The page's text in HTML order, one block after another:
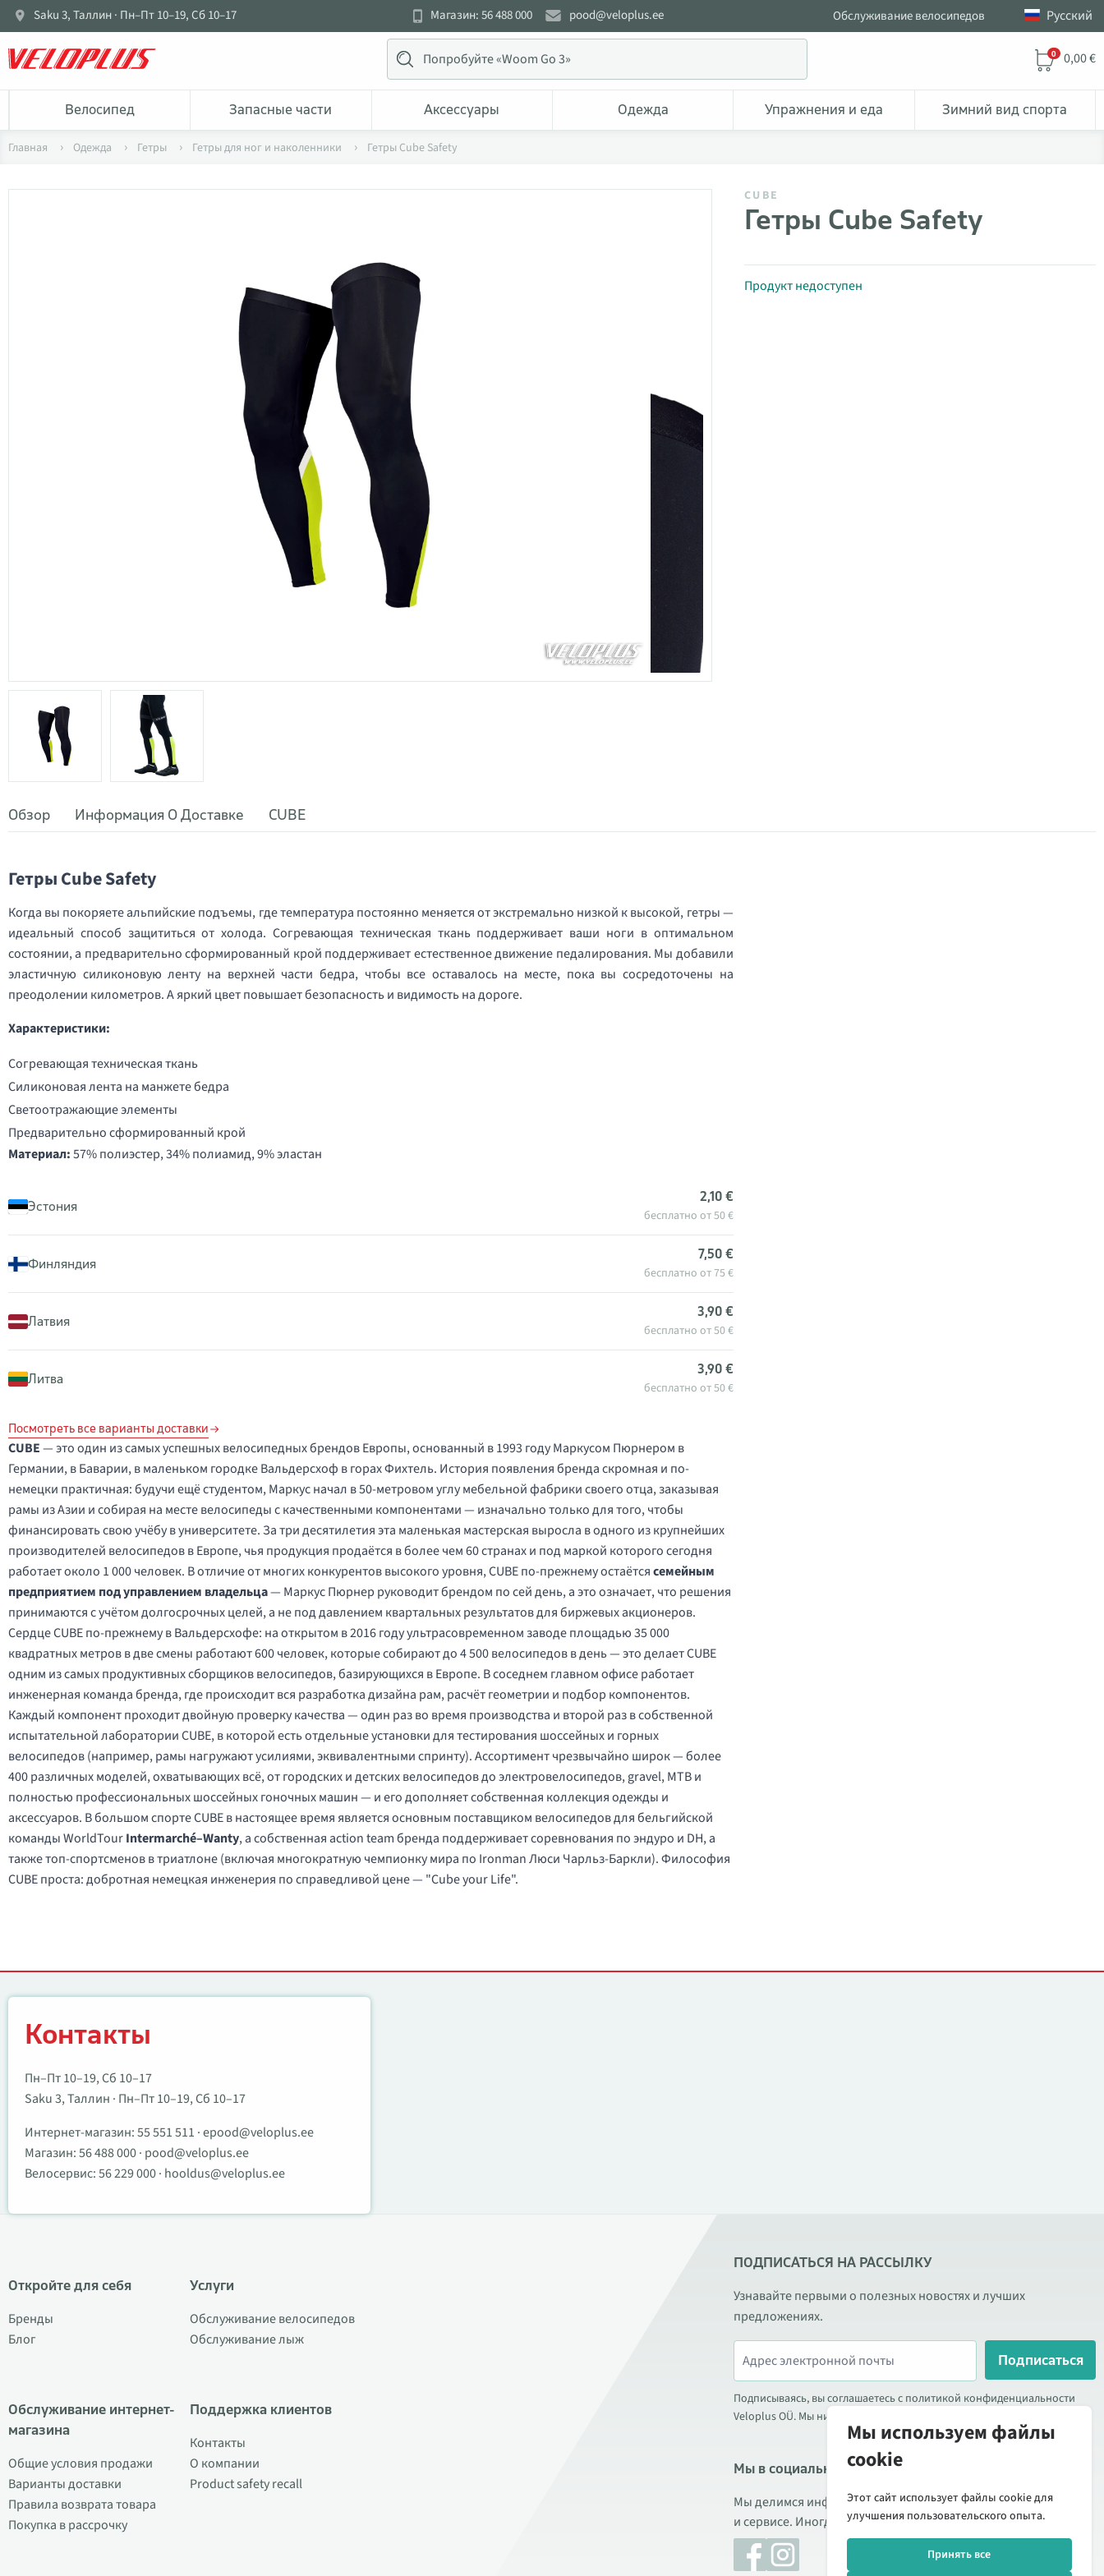
Saku 3, Таллин · Пн–Пт 10–19, Сб 10–17 Магазин: 56 488 000 pood@veloplus.ee Обслуживание велосипедов Pусский
0 0,00 €
Bелосипед Запасные части Аксессуары Одежда Упражнения и еда Зимний вид спорта
Главная Одежда Гетры Гетры для ног и наколенники Гетры Cube Safety
CUBE
Гетры Cube Safety
Продукт недоступен
Обзор Информация О Доставке CUBE
Гетры Cube Safety
Когда вы покоряете альпийские подъемы, где температура постоянно меняется от экстремально низкой к высокой, гетры —
идеальный способ защититься от холода. Согревающая техническая ткань поддерживает ваши ноги в оптимальном
состоянии, а предварительно сформированный крой поддерживает естественное движение педалирования. Мы добавили
эластичную силиконовую ленту на верхней части бедра, чтобы все оставалось на месте, пока вы сосредоточены на
преодолении километров. А яркий цвет повышает безопасность и видимость на дороге.
Характеристики:
Согревающая техническая ткань
Силиконовая лента на манжете бедра
Светоотражающие элементы
Предварительно сформированный крой
Материал:57% полиэстер, 34% полиамид, 9% эластан
Эстония
2,10 €
бесплатно от 50 €
Финляндия
7,50 €
бесплатно от 75 €
Латвия
3,90 €
бесплатно от 50 €
Литва
3,90 €
бесплатно от 50 €
Посмотреть все варианты доставки
CUBE— это один из самых успешных велосипедных брендов Европы, основанный в 1993 году Маркусом Пюрнером в
Германии, в Баварии, в маленьком городке Вальдерсхоф в горах Фихтель. История появления бренда скромная и по-
немецки практичная: будучи ещё студентом, Маркус начал в 50-метровом углу мебельной фабрики своего отца, заказывая
рамы из Азии и собирая на месте велосипеды с качественными компонентами — изначально только для того, чтобы
финансировать свою учёбу в университете. За три десятилетия эта маленькая мастерская выросла в одного из крупнейших
производителей велосипедов в Европе, чья продукция продаётся в более чем 60 странах и под маркой которого сегодня
работает около 1 000 человек. В отличие от многих конкурентов высокого уровня, CUBE по-прежнему остаётсясемейным
предприятием под управлением владельца— Маркус Пюрнер руководит брендом по сей день, а это означает, что решения
принимаются с учётом долгосрочных целей, а не под давлением квартальных результатов для биржевых акционеров.
Сердце CUBE по-прежнему в Вальдерсхофе: на открытом в 2016 году ультрасовременном заводе площадью 35 000
квадратных метров в две смены работают 600 человек, которые собирают до 4 500 велосипедов в день — это делает CUBE
одним из самых продуктивных сборщиков велосипедов, базирующихся в Европе. В соседнем главном офисе работает
инженерная команда бренда, где происходит вся разработка дизайна рам, расчёт геометрии и подбор компонентов.
Каждый компонент проходит двойную проверку качества — один раз во время производства и второй раз в собственной
испытательной лаборатории CUBE, в которой есть отдельные установки для тестирования шоссейных и горных
велосипедов (например, рамы нагружают усилиями, эквивалентными спринту). Ассортимент чрезвычайно широк — более
400 различных моделей, охватывающих всё, от городских и детских велосипедов до электровелосипедов, gravel, MTB и
полностью профессиональных шоссейных гоночных машин — и его дополняет собственная коллекция одежды и
аксессуаров. В большом спорте CUBE в настоящее время является основным поставщиком велосипедов для бельгийской
команды WorldTourIntermarché–Wanty, а собственная action team бренда поддерживает соревнования по эндуро и DH, а
также топ-спортсменов в триатлоне (включая многократную чемпионку мира по Ironman Люси Чарльз-Баркли). Философия
CUBE проста: добротная немецкая инженерия по справедливой цене — "Cube your Life".
Контакты
Пн–Пт 10–19, Сб 10–17
Saku 3, Таллин · Пн–Пт 10–19, Сб 10–17
Интернет-магазин:55 551 511 ·epood@veloplus.ee
Магазин:56 488 000· pood@veloplus.ee
Велосервис:56 229 000· hooldus@veloplus.ee
Откройте для себя
Бренды
Блог
Обслуживание интернет-
магазина
Общие условия продажи
Варианты доставки
Правила возврата товара
Покупка в рассрочку
Услуги
Обслуживание велосипедов
Обслуживание лыж
Поддержка клиентов
Контакты
О компании
Product safety recall
ПОДПИСАТЬСЯ НА РАССЫЛКУ
Узнавайте первыми о полезных новостях и лучших
предложениях.
Подписаться
Подписываясь, вы соглашаетесь с политикой конфиденциальности
Veloplus OÜ. Мы никогда не передаём ваши данные третьим лицам.
Мы в социальных сетях
Мы делимся информацией о выгодных акциях, новых товарах
и сервисе. Иногда публикуем обзоры продукции.
Мы используем файлы
cookie
Этот сайт использует файлы cookie для
улучшения пользовательского опыта.
Принять все